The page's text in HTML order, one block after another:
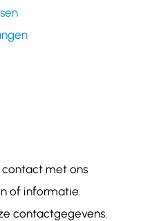
met ons
of informatie.
contactgegevens.